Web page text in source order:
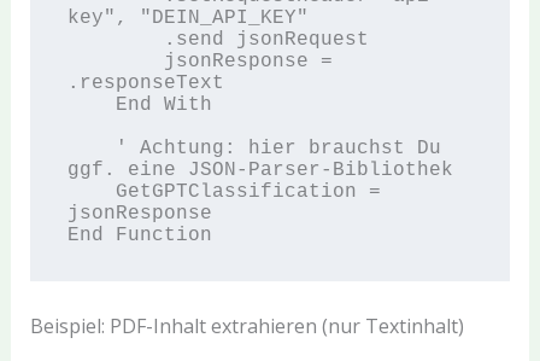
key", "DEIN_API_KEY"
.responseText
ggf. eine JSON-Parser-Bibliothek
jsonResponse
Beispiel: PDF-Inhalt extrahieren (nur Textinhalt)